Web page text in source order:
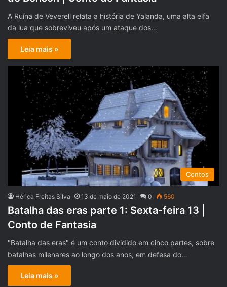
A Ruína de Veverell relata a história de Yalanda, uma alta elfa
da lua que sobreviveu após um ataque dos…
Leia mais »
Contos
Hérica Freitas Silva 13 de maio de 2021 0 560
Batalha das eras parte 1: Sexta-feira 13 |
Conto de Fantasia
"Batalha das eras" é um conto dividido em cinco partes, sobre
batalhas milenares ao longo dos anos, em defesa do…
Leia mais »